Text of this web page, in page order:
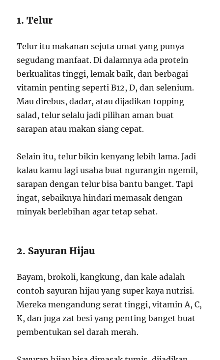
1. Telur
Telur itu makanan sejuta umat yang punya
segudang manfaat. Di dalamnya ada protein
berkualitas tinggi, lemak baik, dan berbagai
vitamin penting seperti B12, D, dan selenium.
Mau direbus, dadar, atau dijadikan topping
salad, telur selalu jadi pilihan aman buat
sarapan atau makan siang cepat.
Selain itu, telur bikin kenyang lebih lama. Jadi
kalau kamu lagi usaha buat ngurangin ngemil,
sarapan dengan telur bisa bantu banget. Tapi
ingat, sebaiknya hindari memasak dengan
minyak berlebihan agar tetap sehat.
2. Sayuran Hijau
Bayam, brokoli, kangkung, dan kale adalah
contoh sayuran hijau yang super kaya nutrisi.
Mereka mengandung serat tinggi, vitamin A, C,
K, dan juga zat besi yang penting banget buat
pembentukan sel darah merah.